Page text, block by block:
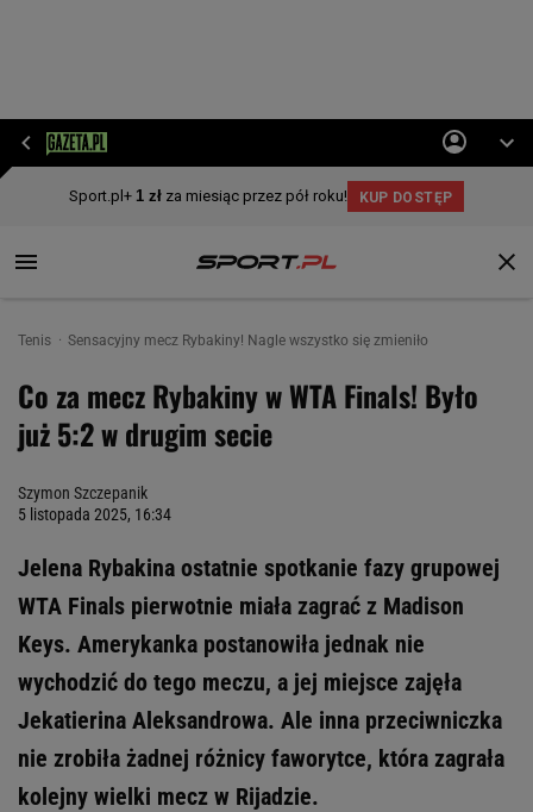
Tenis Sensacyjny mecz Rybakiny! Nagle wszystko się zmieniło
Co za mecz Rybakiny w WTA Finals! Było
już 5:2 w drugim secie
Szymon Szczepanik
5 listopada 2025, 16:34
Jelena Rybakina ostatnie spotkanie fazy grupowej
WTA Finals pierwotnie miała zagrać z Madison
Keys. Amerykanka postanowiła jednak nie
wychodzić do tego meczu, a jej miejsce zajęła
Jekatierina Aleksandrowa. Ale inna przeciwniczka
nie zrobiła żadnej różnicy faworytce, która zagrała
kolejny wielki mecz w Rijadzie.